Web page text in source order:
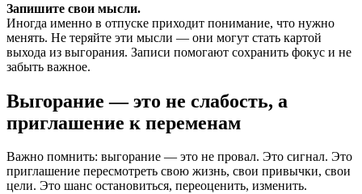
Запишите свои мысли.
Иногда именно в отпуске приходит понимание, что нужно
менять. Не теряйте эти мысли — они могут стать картой
выхода из выгорания. Записи помогают сохранить фокус и не
забыть важное.
Выгорание — это не слабость, а
приглашение к переменам
Важно помнить: выгорание — это не провал. Это сигнал. Это
приглашение пересмотреть свою жизнь, свои привычки, свои
цели. Это шанс остановиться, переоценить, изменить.